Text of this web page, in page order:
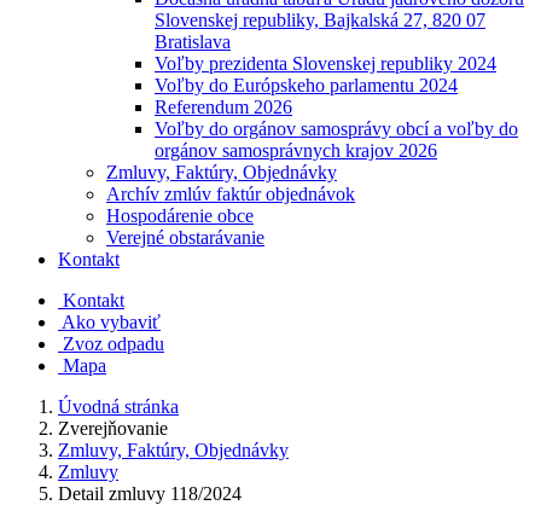
Slovenskej republiky, Bajkalská 27, 820 07
Bratislava
Voľby prezidenta Slovenskej republiky 2024
Voľby do Európskeho parlamentu 2024
Referendum 2026
Voľby do orgánov samosprávy obcí a voľby do
orgánov samosprávnych krajov 2026
Zmluvy, Faktúry, Objednávky
Archív zmlúv faktúr objednávok
Hospodárenie obce
Verejné obstarávanie
Kontakt
Kontakt
Ako vybaviť
Zvoz odpadu
Mapa
Úvodná stránka
Zverejňovanie
Zmluvy, Faktúry, Objednávky
Zmluvy
Detail zmluvy 118/2024